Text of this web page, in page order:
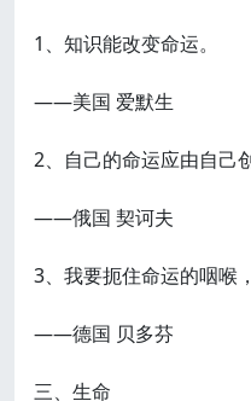
1、知识能改变命运。
——美国 爱默生
2、自己的命运应由自己创
——俄国 契诃夫
3、我要扼住命运的咽喉
——德国 贝多芬
三、生命